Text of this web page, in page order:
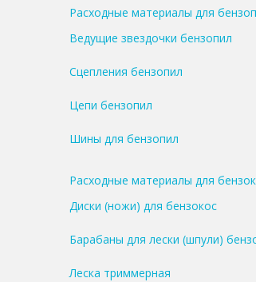
Расходные материалы для
Ведущие звездочки бензопил
Сцепления бензопил
Цепи бензопил
Шины для бензопил
Расходные материалы для
Диски (ножи) для бензокос
Барабаны для лески (шпули)
Леска триммерная